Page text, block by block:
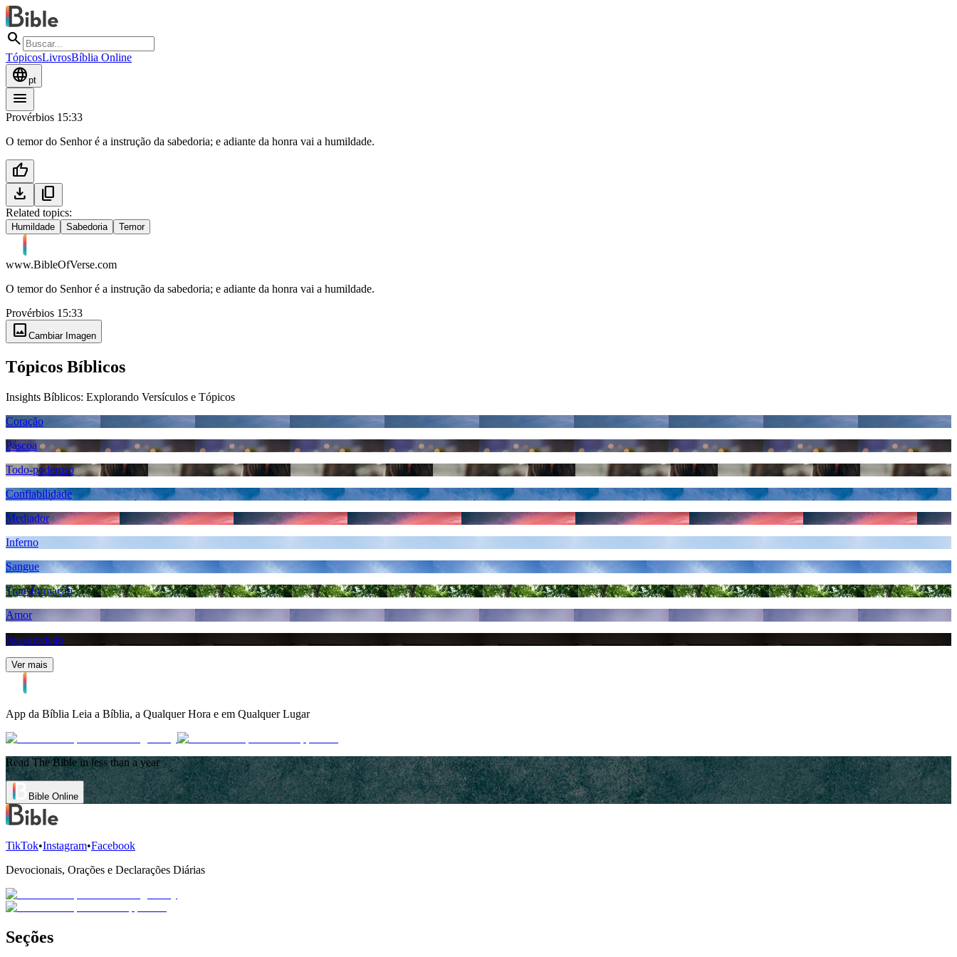
search
TópicosLivrosBíblia Online
languagept
menu
Provérbios 15:33
O temor do Senhor é a instrução da sabedoria; e adiante da honra vai a humildade.
thumb_up
download
content_copy
Related topics:
Humildade Sabedoria Temor
www.BibleOfVerse.com
O temor do Senhor é a instrução da sabedoria; e adiante da honra vai a humildade.
Provérbios 15:33
image Cambiar Imagen
Tópicos Bíblicos
Insights Bíblicos: Explorando Versículos e Tópicos
Coração
Páscoa
Todo-poderoso
Confiabilidade
Mediador
Inferno
Sangue
Transformação
Amor
Ressurreição
Ver mais
App da Bíblia Leia a Bíblia, a Qualquer Hora e em Qualquer Lugar
Read The Bible in less than a year
Bible Online
TikTok•Instagram•Facebook
Devocionais, Orações e Declarações Diárias
Seções